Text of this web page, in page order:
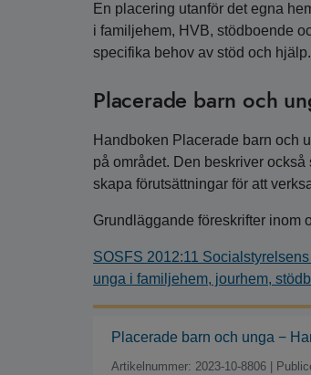
En placering utanför det egna
i familjehem, HVB, stödboende
specifika behov av stöd och hjälp.
Placerade barn och
Handboken Placerade barn och
på området. Den beskriver
skapa förutsättningar för att
Grundläggande föreskrifter inom
SOSFS 2012:11
unga i familjehem, jourhem,
Placerade barn och unga −
Artikelnummer: 2023-10-8806